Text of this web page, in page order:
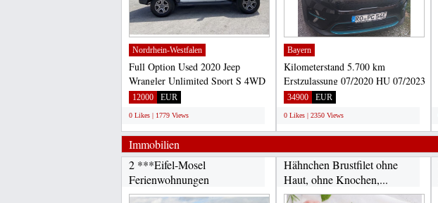
Nordrhein-Westfalen
Full Option Used 2020 Jeep
Wrangler Unlimited Sport S 4WD
Very Clean Excellent Condition...
12000 EUR
0 Likes | 1779 Views
Bayern
Kilometerstand 5.700 km
Erstzulassung 07/2020 HU 07/2023
Letzte Inspektion 07/2022...
34900 EUR
0 Likes | 2350 Views
Immobilien
2 ***Eifel-Mosel
Ferienwohnungen
Hähnchen Brustfilet ohne
Haut, ohne Knochen,...